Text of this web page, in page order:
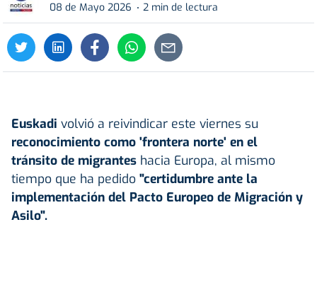
08 de Mayo 2026
2 min de lectura
Euskadi volvió a reivindicar este viernes su
reconocimiento como 'frontera norte' en el
tránsito de migrantes hacia Europa, al mismo
tiempo que ha pedido "certidumbre ante la
implementación del Pacto Europeo de Migración y
Asilo".